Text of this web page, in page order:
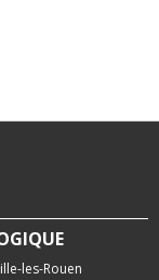
les-Rouen